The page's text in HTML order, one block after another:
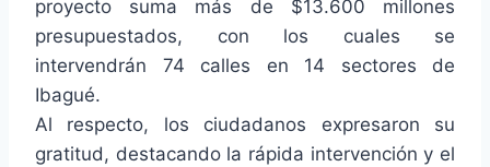
proyecto suma más de $13.600 millones
presupuestados, con los cuales se
intervendrán 74 calles en 14 sectores de
Ibagué.
Al respecto, los ciudadanos expresaron su
gratitud, destacando la rápida intervención y el